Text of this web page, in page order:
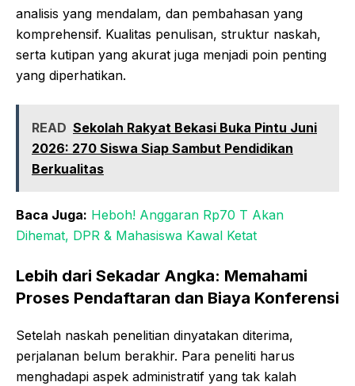
analisis yang mendalam, dan pembahasan yang
komprehensif. Kualitas penulisan, struktur naskah,
serta kutipan yang akurat juga menjadi poin penting
yang diperhatikan.
READ Sekolah Rakyat Bekasi Buka Pintu Juni
2026: 270 Siswa Siap Sambut Pendidikan
Berkualitas
Baca Juga: Heboh! Anggaran Rp70 T Akan
Dihemat, DPR & Mahasiswa Kawal Ketat
Lebih dari Sekadar Angka: Memahami
Proses Pendaftaran dan Biaya Konferensi
Setelah naskah penelitian dinyatakan diterima,
perjalanan belum berakhir. Para peneliti harus
menghadapi aspek administratif yang tak kalah